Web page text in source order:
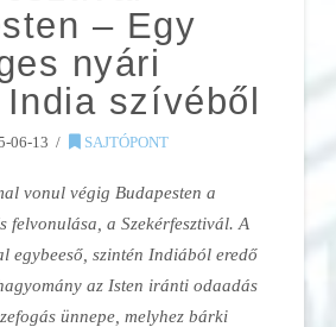
– Egy
nyári
szívéből
06-13 SAJTÓPONT
vonul végig Budapesten a
felvonulása, a Szekérfesztivál. A
egybeeső, szintén Indiából eredő
az Isten iránti odaadás
ünnepe, melyhez bárki